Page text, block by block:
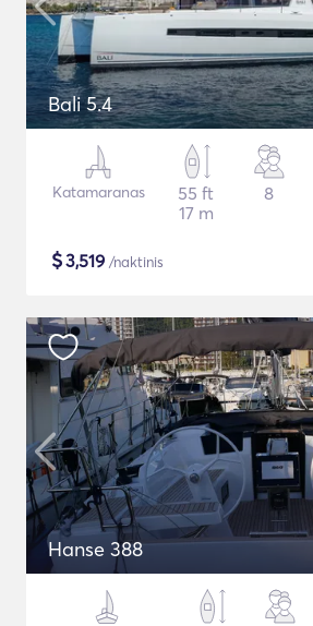
Bali 5.4
Katamaranas
55 ft
17 m
8
$3,519 /naktinis
Hanse 388